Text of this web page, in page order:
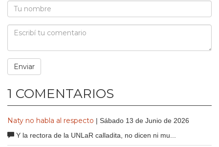
1 COMENTARIOS
Naty no habla al respecto | Sábado 13 de Junio de 2026
Y la rectora de la UNLaR calladita, no dicen ni mu...